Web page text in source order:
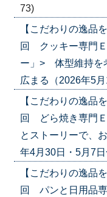
73)
【こだわりの逸品
回 クッキー専門
ー」> 体型維持を
広まる（2026年5
【こだわりの逸品
回 どら焼き専門
とストーリーで、
年4月30日・5月7
【こだわりの逸品
回 パンと日用品